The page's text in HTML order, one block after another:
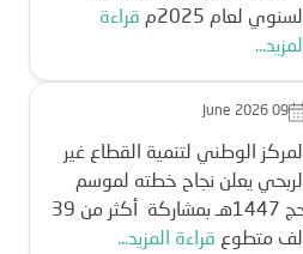
السنوي لعام 2025م
قراءة
المزيد...
June 2026 09
المركز الوطني لتنمية القطاع غير
الربحي يعلن نجاح خطته لموسم
حج 1447هـ بمشاركة أكثر من 39
ألف متطوع قراءة المزيد...